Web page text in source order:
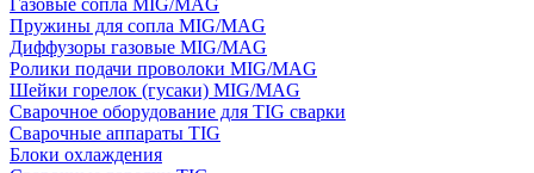
Газовые сопла MIG/MAG
Пружины для сопла MIG/MAG
Диффузоры газовые MIG/MAG
Ролики подачи проволоки MIG/MAG
Шейки горелок (гусаки) MIG/MAG
Сварочное оборудование для TIG сварки
Сварочные аппараты TIG
Блоки охлаждения